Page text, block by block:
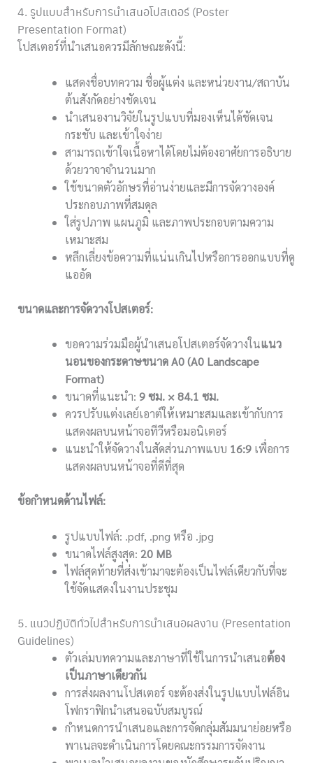
4. รูปแบบสำหรับการนำเสนอโปสเตอร์ (Poster
Presentation Format)
โปสเตอร์ที่นำเสนอควรมีลักษณะดังนี้:
แสดงชื่อบทความ ชื่อผู้แต่ง และหน่วยงาน/สถาบัน
ต้นสังกัดอย่างชัดเจน
นำเสนองานวิจัยในรูปแบบที่มองเห็นได้ชัดเจน
กระชับ และเข้าใจง่าย
สามารถเข้าใจเนื้อหาได้โดยไม่ต้องอาศัยการอธิบาย
ด้วยวาจาจำนวนมาก
ใช้ขนาดตัวอักษรที่อ่านง่ายและมีการจัดวางองค์
ประกอบภาพที่สมดุล
ใส่รูปภาพ แผนภูมิ และภาพประกอบตามความ
เหมาะสม
หลีกเลี่ยงข้อความที่แน่นเกินไปหรือการออกแบบที่ดู
แออัด
ขนาดและการจัดวางโปสเตอร์:
ขอความร่วมมือผู้นำเสนอโปสเตอร์จัดวางในแนว
นอนของกระดาษขนาดA0 (A0 Landscape
Format)
ขนาดที่แนะนำ: 9 ซม. × 84.1 ซม.
ควรปรับแต่งเลย์เอาต์ให้เหมาะสมและเข้ากับการ
แสดงผลบนหน้าจอทีวีหรือมอนิเตอร์
แนะนำให้จัดวางในสัดส่วนภาพแบบ 16:9เพื่อการ
แสดงผลบนหน้าจอที่ดีที่สุด
ข้อกำหนดด้านไฟล์:
รูปแบบไฟล์: .pdf, .png หรือ .jpg
ขนาดไฟล์สูงสุด: 20 MB
ไฟล์สุดท้ายที่ส่งเข้ามาจะต้องเป็นไฟล์เดียวกับที่จะ
ใช้จัดแสดงในงานประชุม
5. แนวปฏิบัติทั่วไปสำหรับการนำเสนอผลงาน (Presentation
Guidelines)
ตัวเล่มบทความและภาษาที่ใช้ในการนำเสนอต้อง
เป็นภาษาเดียวกัน
การส่งผลงานโปสเตอร์ จะต้องส่งในรูปแบบไฟล์อิน
โฟกราฟิกนำเสนอฉบับสมบูรณ์
กำหนดการนำเสนอและการจัดกลุ่มสัมมนาย่อยหรือ
พาเนลจะดำเนินการโดยคณะกรรมการจัดงาน